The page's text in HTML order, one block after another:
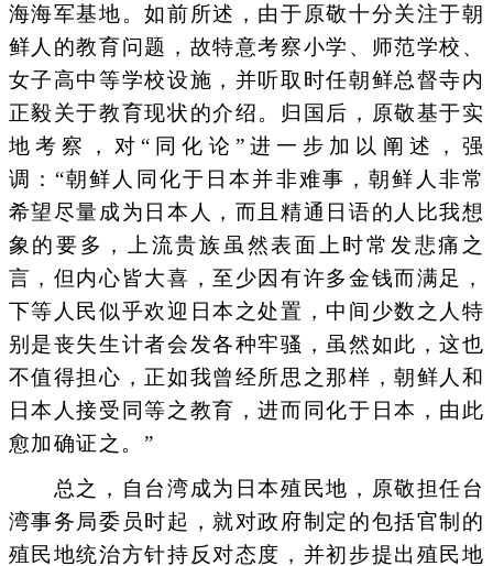
海海军基地。如前所述，由于原敬十分关注于朝
鲜人的教育问题，故特意考察小学、师范学校、
女子高中等学校设施，并听取时任朝鲜总督寺内
正毅关于教育现状的介绍。归国后，原敬基于实
地考察，对“同化论”进一步加以阐述，强
调：“朝鲜人同化于日本并非难事，朝鲜人非常
希望尽量成为日本人，而且精通日语的人比我想
象的要多，上流贵族虽然表面上时常发悲痛之
言，但内心皆大喜，至少因有许多金钱而满足，
下等人民似乎欢迎日本之处置，中间少数之人特
别是丧失生计者会发各种牢骚，虽然如此，这也
不值得担心，正如我曾经所思之那样，朝鲜人和
日本人接受同等之教育，进而同化于日本，由此
愈加确证之。”
总之，自台湾成为日本殖民地，原敬担任台
湾事务局委员时起，就对政府制定的包括官制的
殖民地统治方针持反对态度，并初步提出殖民地